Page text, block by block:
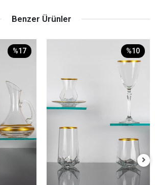
Benzer Ürünler
%17 %10